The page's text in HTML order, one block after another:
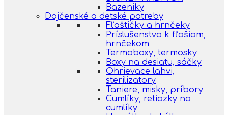
Bazeniky
Dojčenské a detské potreby
Fľaštičky a hrnčeky
Príslušenstvo k fľašiam,
hrnčekom
Termoboxy, termosky
Boxy na desiatu, sáčky
Ohrievace lahvi,
sterilizatory
Taniere, misky, príbory
Cumlíky, retiazky na
cumlíky